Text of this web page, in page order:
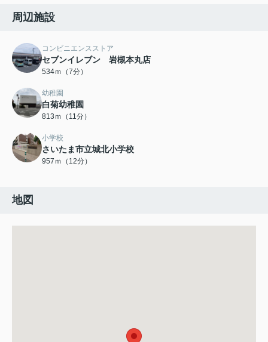
周辺施設
コンビニエンスストア
セブンイレブン 岩槻本丸店
534ｍ（7分）
幼稚園
白菊幼稚園
813ｍ（11分）
小学校
さいたま市立城北小学校
957ｍ（12分）
地図